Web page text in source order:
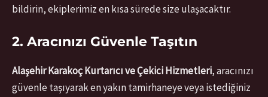
bildirin, ekiplerimiz en kısa sürede size ulaşacaktır.
2. Aracınızı Güvenle Taşıtın
Alaşehir Karakoç Kurtarıcı ve Çekici Hizmetleri, aracınızı
güvenle taşıyarak en yakın tamirhaneye veya istediğiniz